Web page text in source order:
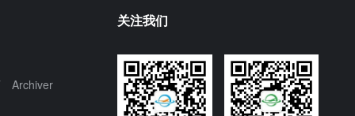
Archiver
关注我们